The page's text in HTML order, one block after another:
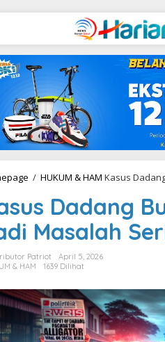
/ HUKUM & HAM Kasus
Dadang
Masalah
Patriot
April 5, 2026
& HAM
1639 Dilihat